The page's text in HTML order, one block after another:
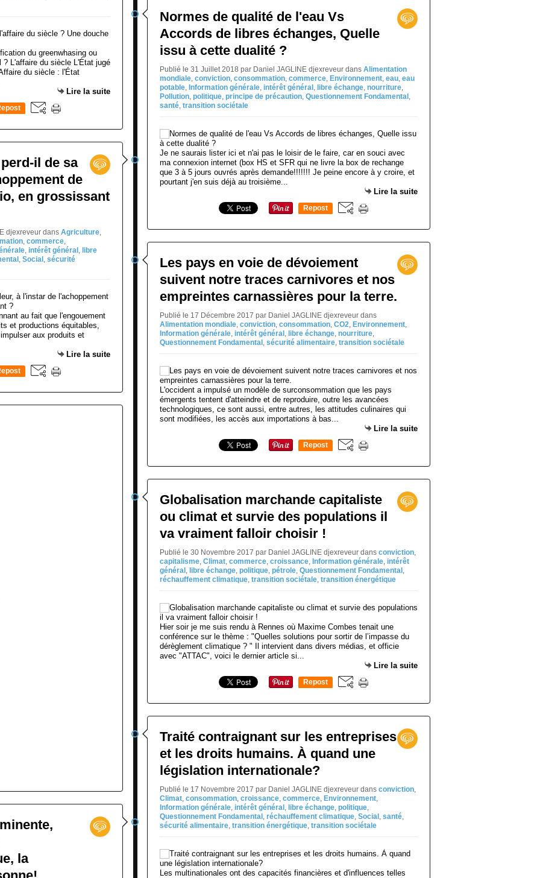
du greenwhasing ou
? L'affaire du siècle L'État jugé
du siècle : l'État
Lire la suite
il de sa
de
en grossissant
djexreveur dans Agriculture,
, commerce,
, intérêt général , libre
, Social , sécurité
au fait que l'engouement
et productions équitables,
aux produits et
Lire la suite
la
Normes de qualité de l'eau Vs
Accords de libres échanges, Quelle
issu à cette dualité ?
Publié le 31 Juillet 2018 par Daniel JAGLINE djexreveur dans Alimentation
mondiale, conviction, consommation, commerce, Environnement, eau, eau
potable, Information générale, intérêt général , libre échange, nourriture,
Pollution, politique, principe de précaution, Questionnement Fondamental ,
santé, transition sociétale
Je ne saurais lister ici et n'ai pas le loisir de le faire, car en souci avec
ma connexion internet (box HS et SFR qui ne livre la box de rechange
que 3 à 5 jours ouvrés après demande!!!!!!! Je peine encore à y croire, et
pourtant j'en suis déjà au troisième...
Lire la suite
Repost
Les pays en voie de dévoiement
suivent notre traces carnivores et nos
empreintes carnassières pour la terre.
Publié le 17 Décembre 2017 par Daniel JAGLINE djexreveur dans
Alimentation mondiale, conviction, consommation, CO2, Environnement,
Information générale, intérêt général , libre échange, nourriture,
Questionnement Fondamental , sécurité alimentaire, transition sociétale
L'occident a impulsé un modèle de surconsommation que les pays
émergents tentent d'atteindre et de reproduire, outre les avancées
technologiques, ce sont aussi, entre autres, les attitudes culinaires qui
sont modifiées, les accès aux importations à bas...
Lire la suite
Repost
Globalisation marchande capitaliste
ou climat et survie des populations il
va vraiment falloir choisir !
Publié le 30 Novembre 2017 par Daniel JAGLINE djexreveur dans conviction,
capitalisme, Climat, commerce, croissance, Information générale, intérêt
général , libre échange, politique, pétrole, Questionnement Fondamental ,
réchauffement climatique, transition sociétale, transition énergétique
Hier soir je me suis rendu à Rennes où Maxime Combes tenait une
conférence sur le thème : "Quelles solutions pour sortir de l’impasse du
dérèglement climatique ? " Il intervient dans divers médias, et officie
avec "ATTAC", voici le dernier article si...
Lire la suite
Repost
Traité contraignant sur les entreprises
et les droits humains. À quand une
législation internationale?
Publié le 17 Novembre 2017 par Daniel JAGLINE djexreveur dans conviction,
Climat, consommation, croissance, commerce, Environnement,
Information générale, intérêt général , libre échange, politique,
Questionnement Fondamental , réchauffement climatique, Social , santé,
sécurité alimentaire, transition énergétique, transition sociétale
Les multinationales ont des capacités financières et d'influences telles